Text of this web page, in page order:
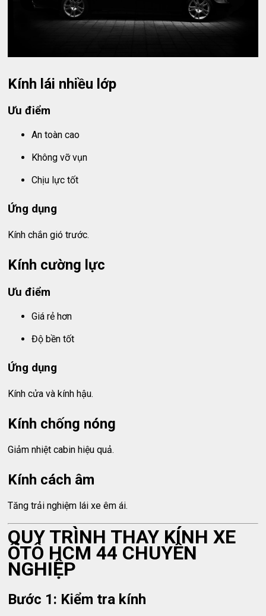
Kính lái nhiều lớp
Ưu điểm
An toàn cao
Không vỡ vụn
Chịu lực tốt
Ứng dụng
Kính chắn gió trước.
Kính cường lực
Ưu điểm
Giá rẻ hơn
Độ bền tốt
Ứng dụng
Kính cửa và kính hậu.
Kính chống nóng
Giảm nhiệt cabin hiệu quả.
Kính cách âm
Tăng trải nghiệm lái xe êm ái.
QUY TRÌNH THAY KÍNH XE
ÔTÔ HCM 44 CHUYÊN
NGHIỆP
Bước 1: Kiểm tra kính